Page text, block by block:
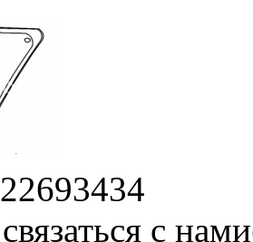
22693434
связаться с